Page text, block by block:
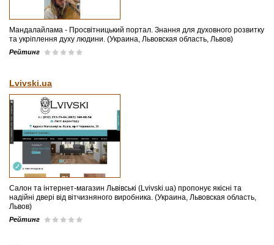
Мандалайлама - Просвітницький портал. Знання для духовного розвитку
та укріплення духу людини. (Украина, Львовская область, Львов)
Рейтинг
Lvivski.ua
Салон та інтернет-магазин Львівські (Lvivski.ua) пропонує якісні та
надійні двері від вітчизняного виробника. (Украина, Львовская область,
Львов)
Рейтинг